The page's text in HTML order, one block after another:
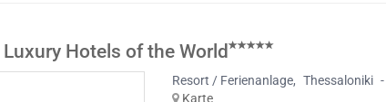
Hotels of the World
Resort / Ferienanlage, Thessaloniki -
Karte